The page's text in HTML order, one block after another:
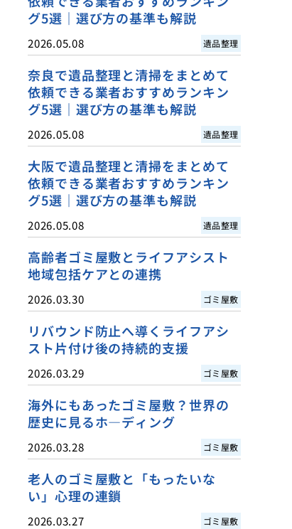
グ5選｜選び方の基準も解説
2026.05.08 遺品整理
奈良で遺品整理と清掃をまとめて
依頼できる業者おすすめランキン
グ5選｜選び方の基準も解説
2026.05.08 遺品整理
大阪で遺品整理と清掃をまとめて
依頼できる業者おすすめランキン
グ5選｜選び方の基準も解説
2026.05.08 遺品整理
高齢者ゴミ屋敷とライフアシスト
地域包括ケアとの連携
2026.03.30 ゴミ屋敷
リバウンド防止へ導くライフアシ
スト片付け後の持続的支援
2026.03.29 ゴミ屋敷
海外にもあったゴミ屋敷？世界の
歴史に見るホ―ディング
2026.03.28 ゴミ屋敷
老人のゴミ屋敷と「もったいな
い」心理の連鎖
2026.03.27 ゴミ屋敷